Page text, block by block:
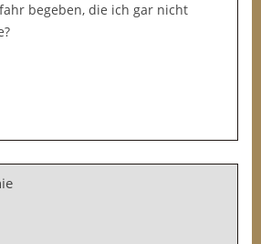
begeben, die ich gar nicht